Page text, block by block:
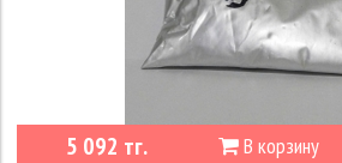
В корзину
5 092 тг.